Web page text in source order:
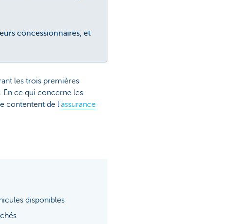
concessionnaires, et
les trois premières
En ce qui concerne les
contentent de l'assurance
disponibles